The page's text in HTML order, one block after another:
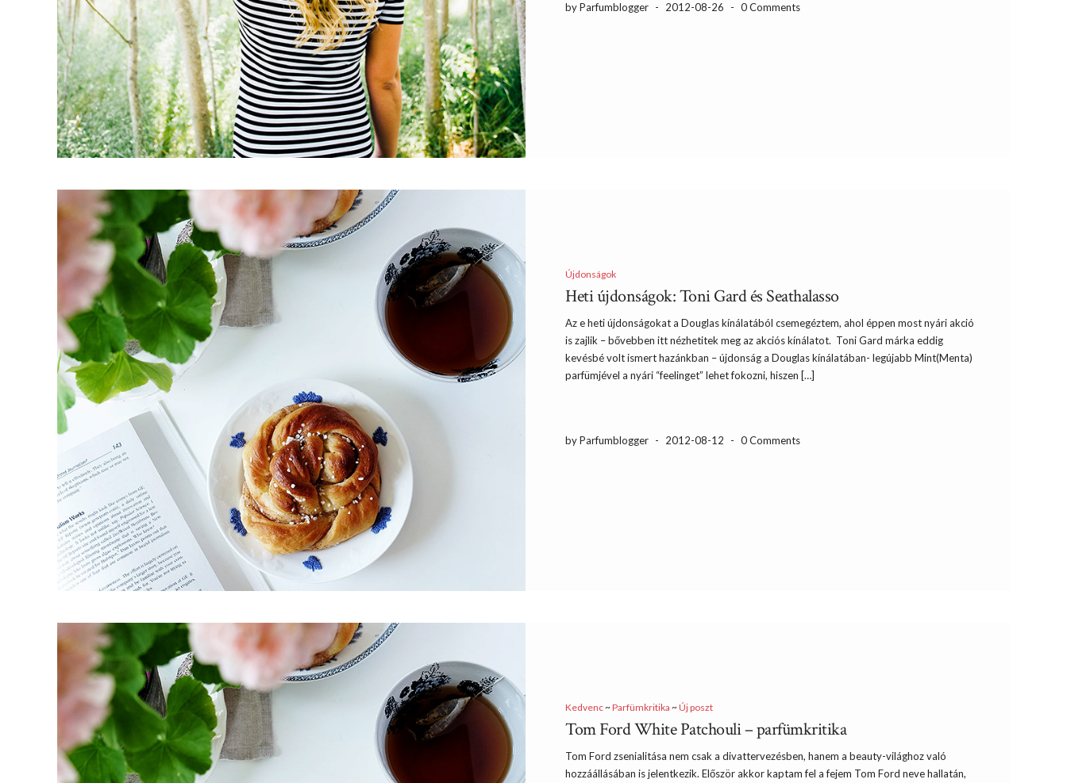
by Parfumblogger - 2012-08-26 - 0 Comments
Újdonságok
Heti újdonságok: Toni Gard és Seathalasso
Az e heti újdonságokat a Douglas kínálatából csemegéztem, ahol éppen most nyári akció
is zajlik – bővebben itt nézhetitek meg az akciós kínálatot. Toni Gard márka eddig
kevésbé volt ismert hazánkban – újdonság a Douglas kínálatában- legújabb Mint(Menta)
parfümjével a nyári “feelinget” lehet fokozni, hiszen […]
by Parfumblogger - 2012-08-12 - 0 Comments
Kedvenc~Parfümkritika ~Új poszt
Tom Ford White Patchouli – parfümkritika
Tom Ford zsenialitása nem csak a divattervezésben, hanem a beauty-világhoz való
hozzáállásában is jelentkezik. Először akkor kaptam fel a fejem Tom Ford neve hallatán,